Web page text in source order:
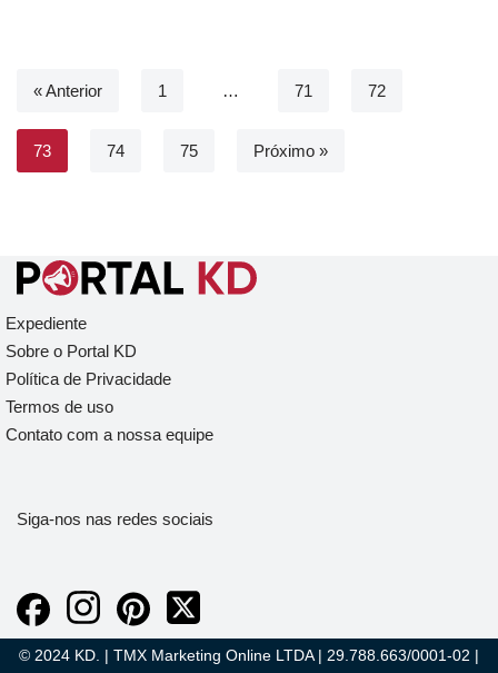
« Anterior 1 … 71 72
73 74 75 Próximo »
Expediente
Sobre o Portal KD
Política de Privacidade
Termos de uso
Contato com a nossa equipe
Siga-nos nas redes sociais
© 2024 KD. | TMX Marketing Online LTDA | 29.788.663/0001-02 |